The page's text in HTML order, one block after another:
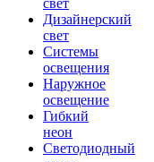
свет
Дизайнерский
свет
Системы
освещения
Наружное
освещение
Гибкий
неон
Светодиодный